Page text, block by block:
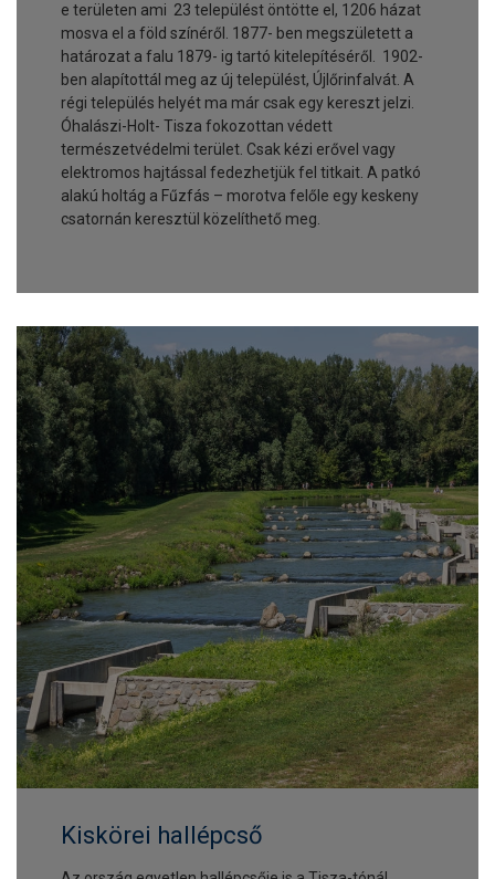
e területen ami 23 települést öntötte el, 1206 házat
mosva el a föld színéről. 1877- ben megszületett a
határozat a falu 1879- ig tartó kitelepítéséről. 1902-
ben alapítottál meg az új települést, Újlőrinfalvát. A
régi település helyét ma már csak egy kereszt jelzi.
Óhalászi-Holt- Tisza fokozottan védett
természetvédelmi terület. Csak kézi erővel vagy
elektromos hajtással fedezhetjük fel titkait. A patkó
alakú holtág a Fűzfás – morotva felőle egy keskeny
csatornán keresztül közelíthető meg.
Kiskörei hallépcső